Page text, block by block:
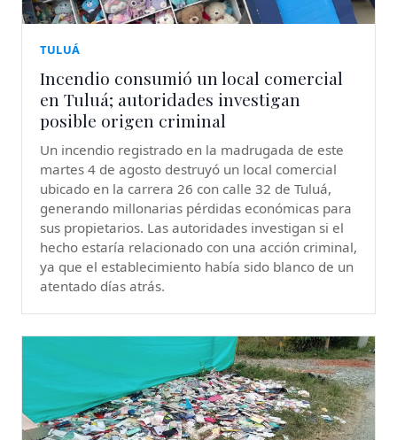
TULUÁ
Incendio consumió un local comercial
en Tuluá; autoridades investigan
posible origen criminal
Un incendio registrado en la madrugada de este
martes 4 de agosto destruyó un local comercial
ubicado en la carrera 26 con calle 32 de Tuluá,
generando millonarias pérdidas económicas para
sus propietarios. Las autoridades investigan si el
hecho estaría relacionado con una acción criminal,
ya que el establecimiento había sido blanco de un
atentado días atrás.